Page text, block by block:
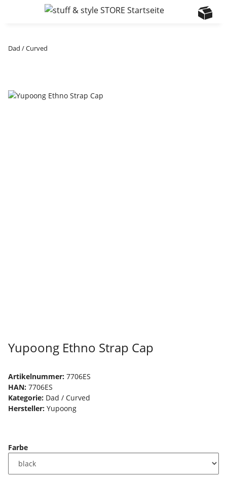
Dad / Curved
Yupoong Ethno Strap Cap
Artikelnummer: 7706ES
HAN: 7706ES
Kategorie: Dad / Curved
Hersteller: Yupoong
Farbe